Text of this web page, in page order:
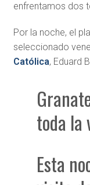
enfrentamos dos
Por la noche, el
seleccionado
Católica, Eduard
toda la
Esta